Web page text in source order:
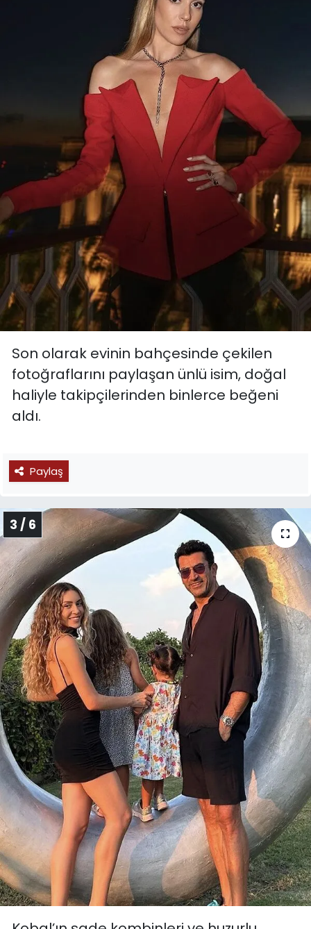
Son olarak evinin bahçesinde çekilen
fotoğraflarını paylaşan ünlü isim, doğal
haliyle takipçilerinden binlerce beğeni
aldı.
Paylaş
3 / 6